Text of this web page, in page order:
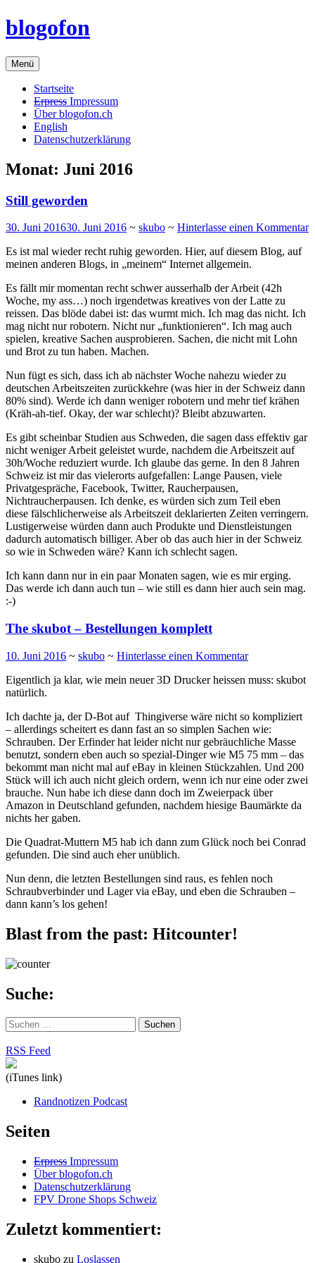
Zum
Inhalt
blogofon
Menü
Startseite
Erpress Impressum
Über blogofon.ch
English
Datenschutzerklärung
Monat: Juni 2016
Still geworden
30. Juni 201630. Juni 2016 ~ skubo ~ Hinterlasse einen Kommentar
Es ist mal wieder recht ruhig geworden. Hier, auf diesem Blog, auf
meinen anderen Blogs, in „meinem“ Internet allgemein.
Es fällt mir momentan recht schwer ausserhalb der Arbeit (42h
Woche, my ass…) noch irgendetwas kreatives von der Latte zu
reissen. Das blöde dabei ist: das wurmt mich. Ich mag das nicht. Ich
mag nicht nur robotern. Nicht nur „funktionieren“. Ich mag auch
spielen, kreative Sachen ausprobieren. Sachen, die nicht mit Lohn
und Brot zu tun haben. Machen.
Nun fügt es sich, dass ich ab nächster Woche nahezu wieder zu
deutschen Arbeitszeiten zurückkehre (was hier in der Schweiz dann
80% sind). Werde ich dann weniger robotern und mehr tief krähen
(Kräh-ah-tief. Okay, der war schlecht)? Bleibt abzuwarten.
Es gibt scheinbar Studien aus Schweden, die sagen dass effektiv gar
nicht weniger Arbeit geleistet wurde, nachdem die Arbeitszeit auf
30h/Woche reduziert wurde. Ich glaube das gerne. In den 8 Jahren
Schweiz ist mir das vielerorts aufgefallen: Lange Pausen, viele
Privatgespräche, Facebook, Twitter, Raucherpausen,
Nichtraucherpausen. Ich denke, es würden sich zum Teil eben
diese fälschlicherweise als Arbeitszeit deklarierten Zeiten verringern.
Lustigerweise würden dann auch Produkte und Dienstleistungen
dadurch automatisch billiger. Aber ob das auch hier in der Schweiz
so wie in Schweden wäre? Kann ich schlecht sagen.
Ich kann dann nur in ein paar Monaten sagen, wie es mir erging.
Das werde ich dann auch tun – wie still es dann hier auch sein mag.
:-)
The skubot – Bestellungen komplett
10. Juni 2016 ~ skubo ~ Hinterlasse einen Kommentar
Eigentlich ja klar, wie mein neuer 3D Drucker heissen muss: skubot
natürlich.
Ich dachte ja, der D-Bot auf Thingiverse wäre nicht so kompliziert
– allerdings scheitert es dann fast an so simplen Sachen wie:
Schrauben. Der Erfinder hat leider nicht nur gebräuchliche Masse
benutzt, sondern eben auch so spezial-Dinger wie M5 75 mm – das
bekommt man nicht mal auf eBay in kleinen Stückzahlen. Und 200
Stück will ich auch nicht gleich ordern, wenn ich nur eine oder zwei
brauche. Nun habe ich diese dann doch im Zweierpack über
Amazon in Deutschland gefunden, nachdem hiesige Baumärkte da
nichts her gaben.
Die Quadrat-Muttern M5 hab ich dann zum Glück noch bei Conrad
gefunden. Die sind auch eher unüblich.
Nun denn, die letzten Bestellungen sind raus, es fehlen noch
Schraubverbinder und Lager via eBay, und eben die Schrauben –
dann kann’s los gehen!
Blast from the past: Hitcounter!
Suche:
Suchen
nach:
RSS Feed
(iTunes link)
Randnotizen Podcast
Seiten
Erpress Impressum
Über blogofon.ch
Datenschutzerklärung
FPV Drone Shops Schweiz
Zuletzt kommentiert:
skubo zu Loslassen